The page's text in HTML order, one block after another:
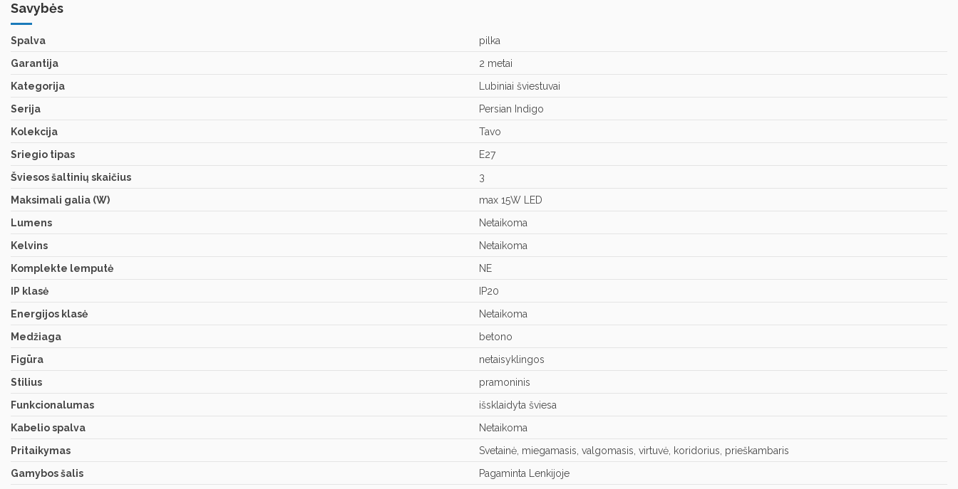
Savybės
Spalva
pilka
Garantija
2 metai
Kategorija
Lubiniai šviestuvai
Serija
Persian Indigo
Kolekcija
Tavo
Sriegio tipas
E27
Šviesos šaltinių skaičius
3
Maksimali galia (W)
max 15W LED
Lumens
Netaikoma
Kelvins
Netaikoma
Komplekte lemputė
NE
IP klasė
IP20
Energijos klasė
Netaikoma
Medžiaga
betono
Figūra
netaisyklingos
Stilius
pramoninis
Funkcionalumas
išsklaidyta šviesa
Kabelio spalva
Netaikoma
Pritaikymas
Svetainė, miegamasis, valgomasis, virtuvė, koridorius, prieškambaris
Gamybos šalis
Pagaminta Lenkijoje